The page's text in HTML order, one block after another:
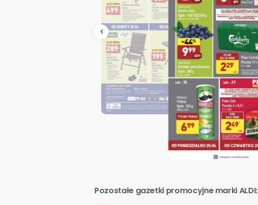
navigate_before
Pozostałe gazetki promocyjne marki ALDI: